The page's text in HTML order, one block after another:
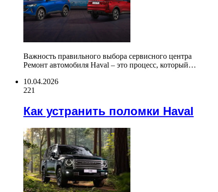
Важность правильного выбора сервисного центра
Ремонт автомобиля Haval – это процесс, который…
10.04.2026
221
Как устранить поломки Haval